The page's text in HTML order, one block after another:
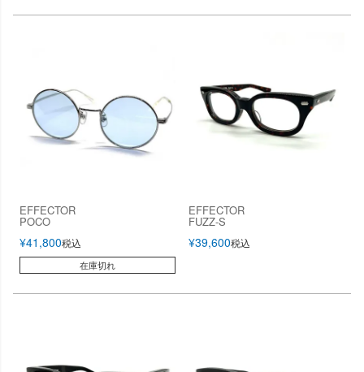
EFFECTOR
POCO
¥41,800税込
在庫切れ
EFFECTOR
FUZZ-S
¥39,600税込